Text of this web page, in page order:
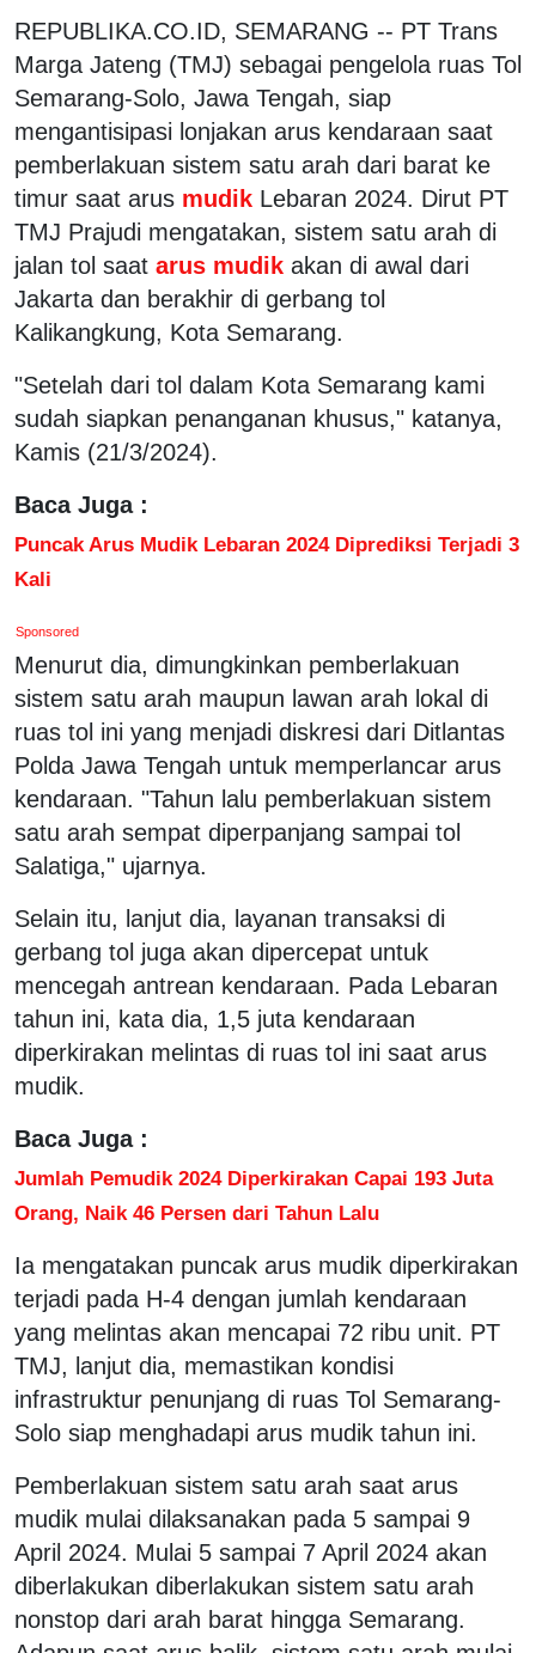
REPUBLIKA.CO.ID, SEMARANG -- PT Trans
Marga Jateng (TMJ) sebagai pengelola ruas Tol
Semarang-Solo, Jawa Tengah, siap
mengantisipasi lonjakan arus kendaraan saat
pemberlakuan sistem satu arah dari barat ke
timur saat arus mudik Lebaran 2024. Dirut PT
TMJ Prajudi mengatakan, sistem satu arah di
jalan tol saat arus mudik akan di awal dari
Jakarta dan berakhir di gerbang tol
Kalikangkung, Kota Semarang.
"Setelah dari tol dalam Kota Semarang kami
sudah siapkan penanganan khusus," katanya,
Kamis (21/3/2024).
Baca Juga :
Puncak Arus Mudik Lebaran 2024 Diprediksi Terjadi 3
Kali
Sponsored
Menurut dia, dimungkinkan pemberlakuan
sistem satu arah maupun lawan arah lokal di
ruas tol ini yang menjadi diskresi dari Ditlantas
Polda Jawa Tengah untuk memperlancar arus
kendaraan. "Tahun lalu pemberlakuan sistem
satu arah sempat diperpanjang sampai tol
Salatiga," ujarnya.
Selain itu, lanjut dia, layanan transaksi di
gerbang tol juga akan dipercepat untuk
mencegah antrean kendaraan. Pada Lebaran
tahun ini, kata dia, 1,5 juta kendaraan
diperkirakan melintas di ruas tol ini saat arus
mudik.
Baca Juga :
Jumlah Pemudik 2024 Diperkirakan Capai 193 Juta
Orang, Naik 46 Persen dari Tahun Lalu
Ia mengatakan puncak arus mudik diperkirakan
terjadi pada H-4 dengan jumlah kendaraan
yang melintas akan mencapai 72 ribu unit. PT
TMJ, lanjut dia, memastikan kondisi
infrastruktur penunjang di ruas Tol Semarang-
Solo siap menghadapi arus mudik tahun ini.
Pemberlakuan sistem satu arah saat arus
mudik mulai dilaksanakan pada 5 sampai 9
April 2024. Mulai 5 sampai 7 April 2024 akan
diberlakukan diberlakukan sistem satu arah
nonstop dari arah barat hingga Semarang.